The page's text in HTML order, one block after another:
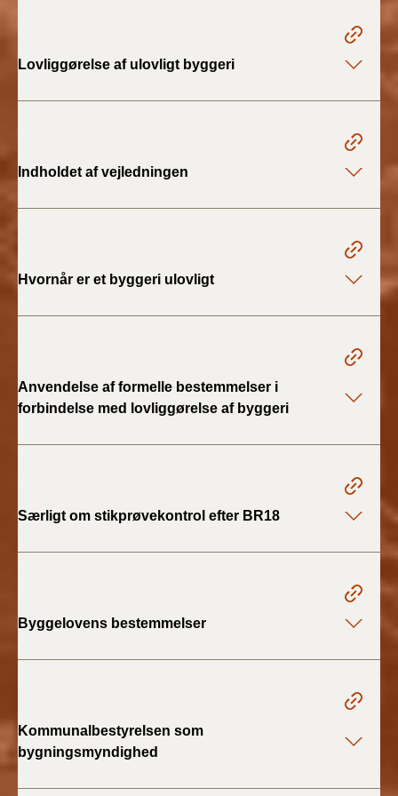
BR18 (29/6 - 31/12
2021)
BR18 (10/3-30/6
BR18 (4/7-31/12
2019)
2018)
BR15 (2015-2018)
Lovliggørelse af ulovligt byggeri
Indholdet af vejledningen
Hvornår er et byggeri ulovligt
Anvendelse af formelle bestemmelser i
forbindelse med lovliggørelse af byggeri
Særligt om stikprøvekontrol efter BR18
Byggelovens bestemmelser
Kommunalbestyrelsen som
bygningsmyndighed